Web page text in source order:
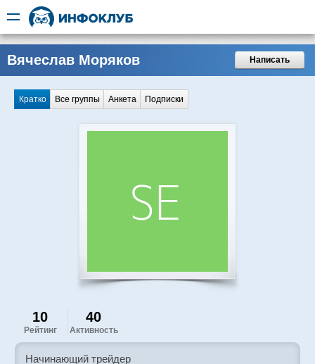
Вячеслав Моряков Написать
Кратко Все группы Анкета Подписки
10
Рейтинг
40
Активность
Начинающий трейдер